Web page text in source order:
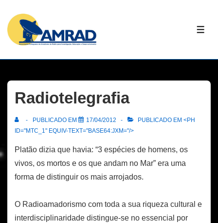
Skip
Content
Radiotelegrafia
PUBLICADO EM 17/04/2012
PUBLICADO EM <PH
ID="MTC_1" EQUIV-TEXT="BASE64:JXM="/>
Platão dizia que havia: “3 espécies de homens, os
vivos, os mortos e os que andam no Mar” era uma
forma de distinguir os mais arrojados.
O Radioamadorismo com toda a sua riqueza cultural e
interdisciplinaridade distingue-se no essencial por